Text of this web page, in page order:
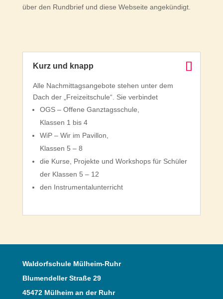
über den Rundbrief und diese Webseite angekündigt.
Kurz und knapp
Alle Nachmittagsangebote stehen unter dem
Dach der „Freizeitschule“. Sie verbindet
OGS – Offene Ganztagsschule,
Klassen 1 bis 4
WiP – Wir im Pavillon,
Klassen 5 – 8
die Kurse, Projekte und Workshops für Schüler
der Klassen 5 – 12
den Instrumentalunterricht
Waldorfschule Mülheim-Ruhr
Blumendeller Straße 29
45472 Mülheim an der Ruhr